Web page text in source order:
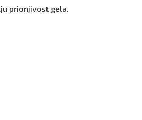
prionjivost gela.